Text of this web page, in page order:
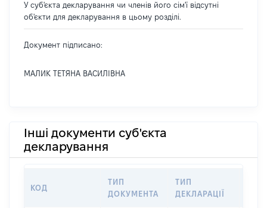
У суб'єкта декларування чи членів його сім'ї відсутні
об'єкти для декларування в цьому розділі.
Документ підписано:
МАЛИК ТЕТЯНА ВАСИЛІВНА
Інші документи суб'єкта
декларування
КОД
ТИП
ДОКУМЕНТА
ТИП
ДЕКЛАРАЦІЇ